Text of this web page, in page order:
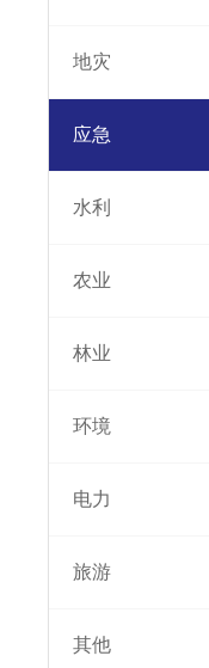
地灾
应急
水利
农业
林业
环境
电力
旅游
其他